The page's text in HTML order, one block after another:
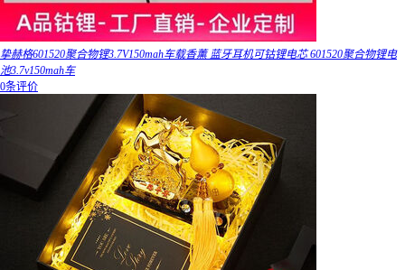
挚赫格601520聚合物锂3.7V150mah车载香薰 蓝牙耳机可钴锂电芯 601520聚合物锂电
池3.7v150mah车
0条评价